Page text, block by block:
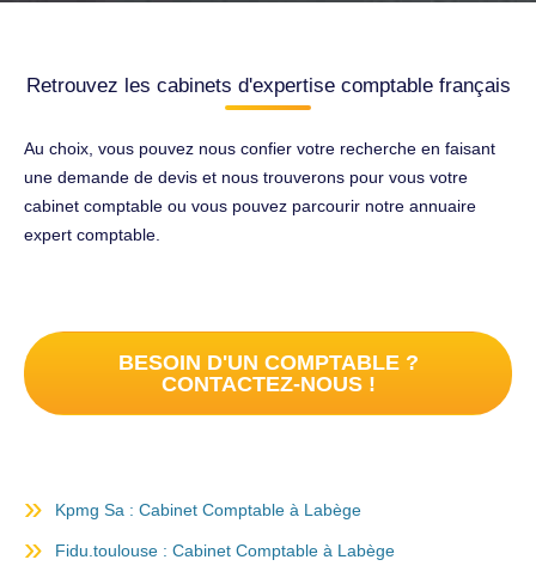
Retrouvez les cabinets d'expertise comptable français
Au choix, vous pouvez nous confier votre recherche en faisant
une demande de devis et nous trouverons pour vous votre
cabinet comptable ou vous pouvez parcourir notre annuaire
expert comptable.
BESOIN D'UN COMPTABLE ?
CONTACTEZ-NOUS !
Kpmg Sa : Cabinet Comptable à Labège
Fidu.toulouse : Cabinet Comptable à Labège